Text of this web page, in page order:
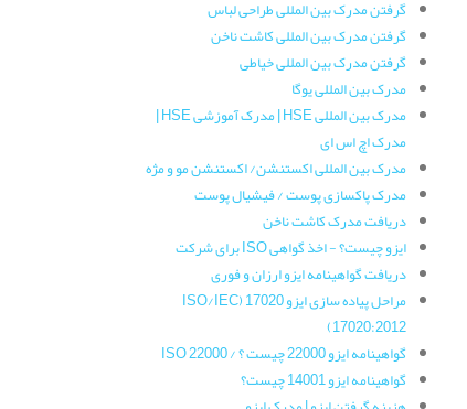
گرفتن مدرک بین المللی طراحی لباس
گرفتن مدرک بین المللی کاشت ناخن
گرفتن مدرک بین المللی خیاطی
مدرک بین المللی یوگا
مدرک بین المللی HSE | مدرک آموزشی HSE |
مدرک اچ اس ای
مدرک بین المللی اکستنشن/ اکستنشن مو و مژه
مدرک پاکسازی پوست / فیشیال پوست
دریافت مدرک کاشت ناخن
ایزو چیست؟ - اخذ گواهی ISO برای شرکت
دریافت گواهینامه ایزو ارزان و فوری
مراحل پیاده سازی ایزو 17020 (ISO/IEC
17020:2012)
گواهینامه ایزو 22000 چیست ؟ / ISO 22000
گواهینامه ایزو 14001 چیست؟